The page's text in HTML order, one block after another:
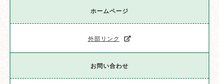
ホームページ
外部リンク
お問い合わせ